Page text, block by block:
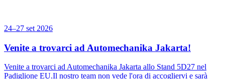
24–27 set 2026
Venite a trovarci ad Automechanika Jakarta!
Venite a trovarci ad Automechanika Jakarta allo Stand 5D27 nel
Padiglione EU.Il nostro team non vede l'ora di accogliervi e sarà